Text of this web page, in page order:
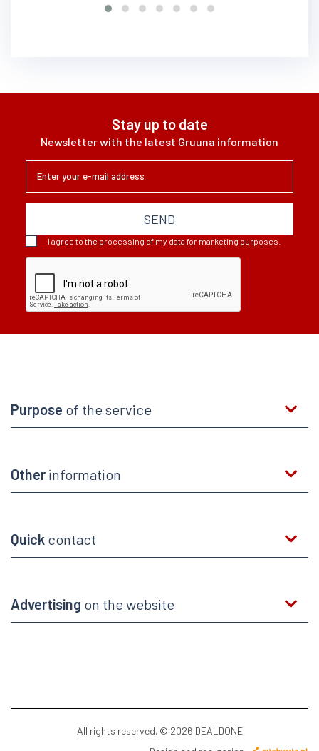
Stay up to date
Newsletter with the latest Gruuna information
SEND
I agree to the processing of my data for marketing purposes.
Purpose of the service
Other information
Quick contact
Advertising on the website
All rights reserved. © 2026 DEALDONE